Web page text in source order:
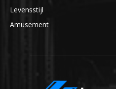
Levensstijl
Amusement